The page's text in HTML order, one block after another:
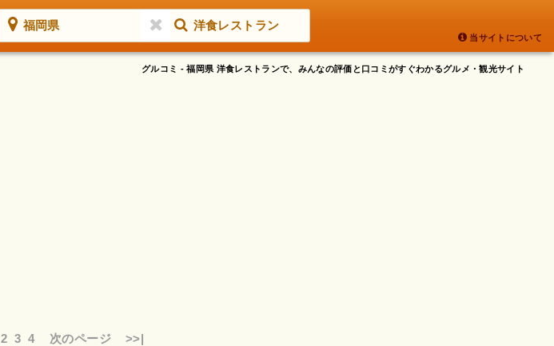
福岡県 洋食レストラン
当サイトについて
グルコミ - 福岡県 洋食レストランで、みんなの評価と口コミがすぐわかるグルメ・観光サイト
2 3 4 次のページ >>|